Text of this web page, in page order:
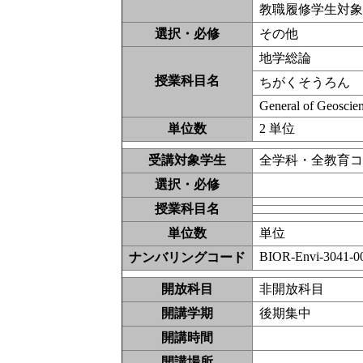
教職履修学生対象
選択・必修
その他
授業科目名
地学総論
ちがくそうろん
General of
単位数
2 単位
受講対象学生
全学科・全教育
選択・必修
授業科目名
単位数
単位
ナンバリングコード
BIOR-Envi-3041-
開放科目
非開放科目
開講学期
後期集中
開講時間